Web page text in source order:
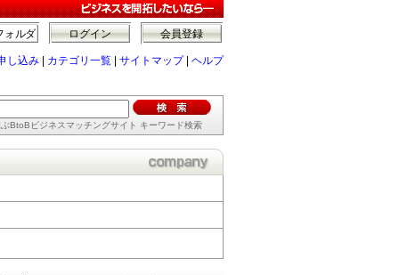
会員登録
ログイン
ォルダ
し込み カテゴリ一覧 サイトマップ| ヘルプ
BtoBビジネスマッチングサイト キーワード検索